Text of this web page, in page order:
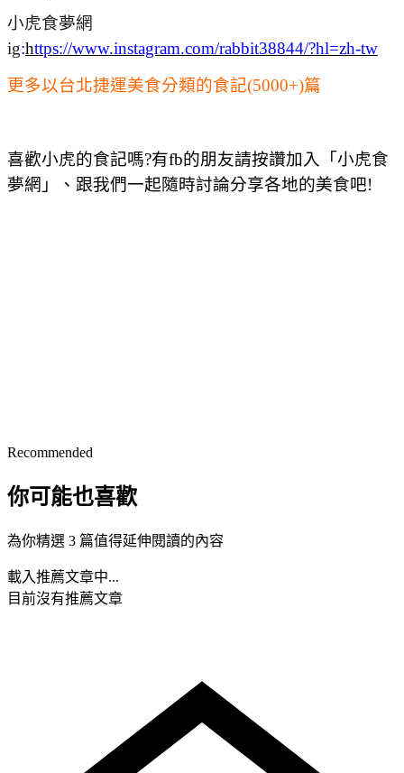
小虎食夢網
ig:https://www.instagram.com/rabbit38844/?hl=zh-tw
更多以台北捷運美食分類的食記(5000+)篇
喜歡小虎的食記嗎?有fb的朋友請按讚加入「小虎食
夢網」、跟我們一起隨時討論分享各地的美食吧!
Recommended
你可能也喜歡
為你精選 3 篇值得延伸閱讀的內容
載入推薦文章中...
目前沒有推薦文章